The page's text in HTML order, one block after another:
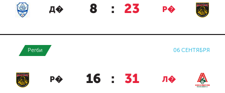
Д� 8 : 23 Р�
Регби 06 СЕНТЯБРЯ
Р� 16 : 31 Л�